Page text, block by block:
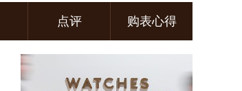
点评 购表心得